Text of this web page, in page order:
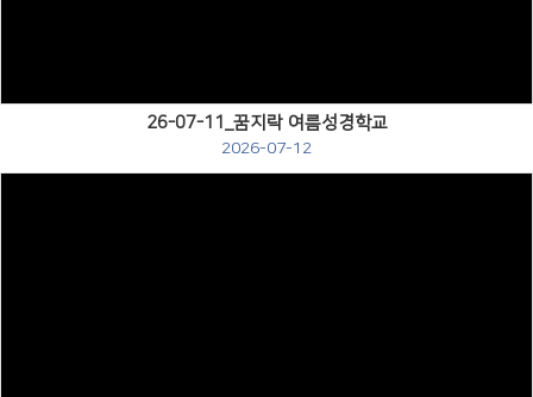
26-07-11_꿈지락 여름성경학교
2026-07-12